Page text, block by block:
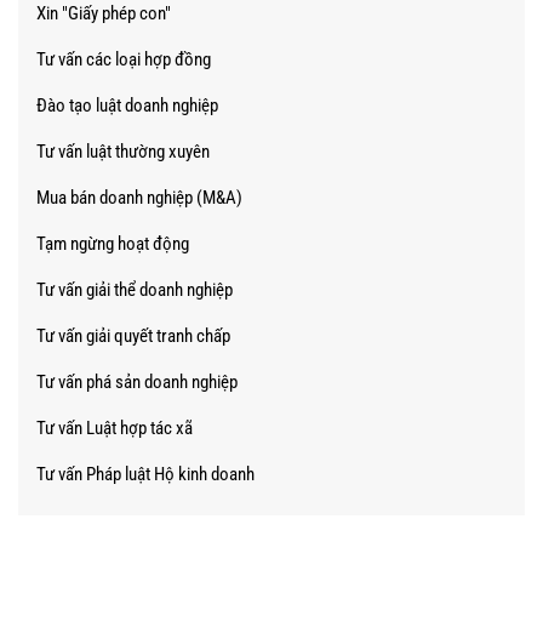
Xin "Giấy phép con"
Tư vấn các loại hợp đồng
Đào tạo luật doanh nghiệp
Tư vấn luật thường xuyên
Mua bán doanh nghiệp (M&A)
Tạm ngừng hoạt động
Tư vấn giải thể doanh nghiệp
Tư vấn giải quyết tranh chấp
Tư vấn phá sản doanh nghiệp
Tư vấn Luật hợp tác xã
Tư vấn Pháp luật Hộ kinh doanh